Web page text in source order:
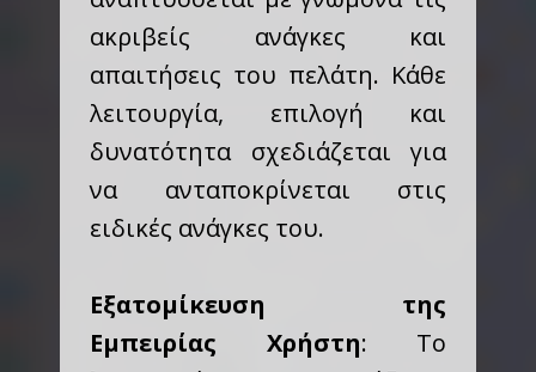
ακριβείς ανάγκες και
απαιτήσεις του πελάτη. Κάθε
λειτουργία, επιλογή και
δυνατότητα σχεδιάζεται για
να ανταποκρίνεται στις
ειδικές ανάγκες του.
Εξατομίκευση της
Εμπειρίας Χρήστη: Το